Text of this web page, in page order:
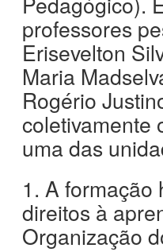
professores
Erisevelton
Maria
Rogério
coletivamente
uma das
1. A formação
direitos à
Organização